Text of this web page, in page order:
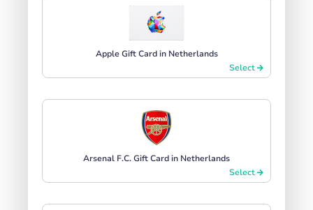
Apple Gift Card in Netherlands
Select
Arsenal F.C. Gift Card in Netherlands
Select